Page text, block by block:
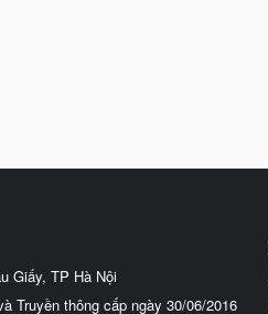
Giấy, TP Hà Nội
Truyền thông cấp ngày 30/06/2016